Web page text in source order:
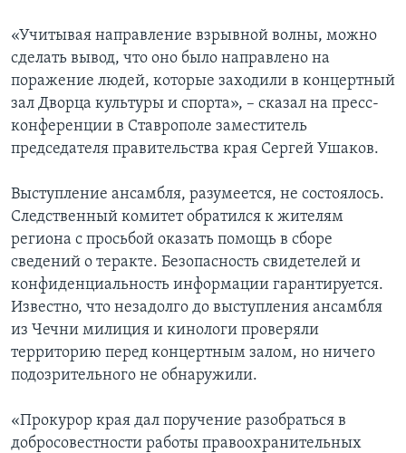
«Учитывая направление взрывной волны, можно
сделать вывод, что оно было направлено на
поражение людей, которые заходили в концертный
зал Дворца культуры и спорта», – сказал на пресс-
конференции в Ставрополе заместитель
председателя правительства края Сергей Ушаков.
Выступление ансамбля, разумеется, не состоялось.
Следственный комитет обратился к жителям
региона с просьбой оказать помощь в сборе
сведений о теракте. Безопасность свидетелей и
конфиденциальность информации гарантируется.
Известно, что незадолго до выступления ансамбля
из Чечни милиция и кинологи проверяли
территорию перед концертным залом, но ничего
подозрительного не обнаружили.
«Прокурор края дал поручение разобраться в
добросовестности работы правоохранительных